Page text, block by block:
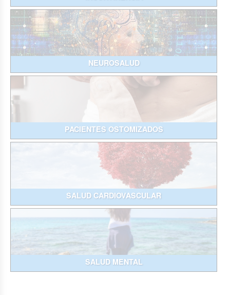
NEUROSALUD
PACIENTES OSTOMIZADOS
SALUD CARDIOVASCULAR
SALUD MENTAL